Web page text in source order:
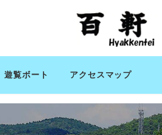
遊覧ボート アクセスマップ